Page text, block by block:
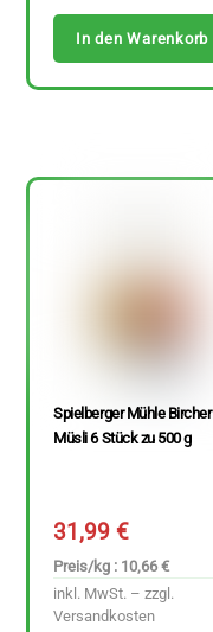
In den Warenkorb
Spielberger Mühle Bircher
Müsli 6 Stück zu 500 g
31,99€
Preis/kg : 10,66 €
inkl. MwSt. – zzgl.
Versandkosten